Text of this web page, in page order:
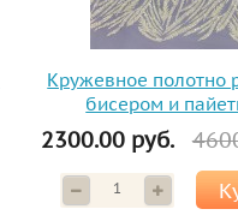
Кружевное полотно
бисером и
2300.00 руб.